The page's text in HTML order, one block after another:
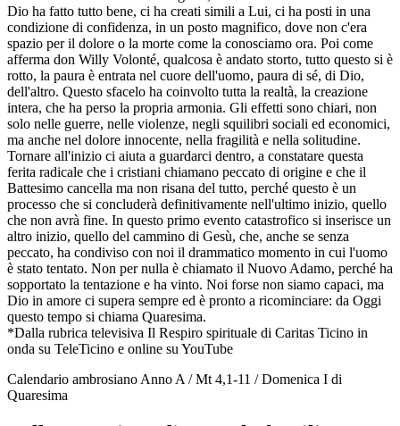
Dio ha fatto tutto bene, ci ha creati simili a Lui, ci ha posti in una
condizione di confidenza, in un posto magnifico, dove non c'era
spazio per il dolore o la morte come la conosciamo ora. Poi come
afferma don Willy Volonté, qualcosa è andato storto, tutto questo si è
rotto, la paura è entrata nel cuore dell'uomo, paura di sé, di Dio,
dell'altro. Questo sfacelo ha coinvolto tutta la realtà, la creazione
intera, che ha perso la propria armonia. Gli effetti sono chiari, non
solo nelle guerre, nelle violenze, negli squilibri sociali ed economici,
ma anche nel dolore innocente, nella fragilità e nella solitudine.
Tornare all'inizio ci aiuta a guardarci dentro, a constatare questa
ferita radicale che i cristiani chiamano peccato di origine e che il
Battesimo cancella ma non risana del tutto, perché questo è un
processo che si concluderà definitivamente nell'ultimo inizio, quello
che non avrà fine. In questo primo evento catastrofico si inserisce un
altro inizio, quello del cammino di Gesù, che, anche se senza
peccato, ha condiviso con noi il drammatico momento in cui l'uomo
è stato tentato. Non per nulla è chiamato il Nuovo Adamo, perché ha
sopportato la tentazione e ha vinto. Noi forse non siamo capaci, ma
Dio in amore ci supera sempre ed è pronto a ricominciare: da Oggi
questo tempo si chiama Quaresima.
*Dalla rubrica televisiva Il Respiro spirituale di Caritas Ticino in
onda su TeleTicino e online su YouTube
Calendario ambrosiano Anno A / Mt 4,1-11 / Domenica I di
Quaresima